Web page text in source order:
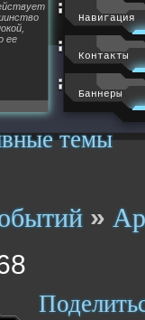
темы
ее
Навигация
Контакты
Баннеры
»